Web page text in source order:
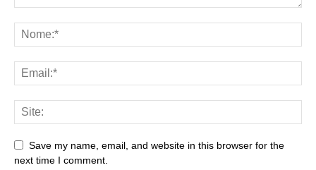
Save my name, email, and website in this browser for the
next time I comment.